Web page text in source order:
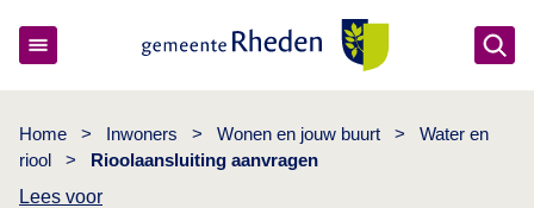
Home > Inwoners > Wonen en jouw buurt >
Water en
riool
>
Rioolaansluiting aanvragen
Lees voor